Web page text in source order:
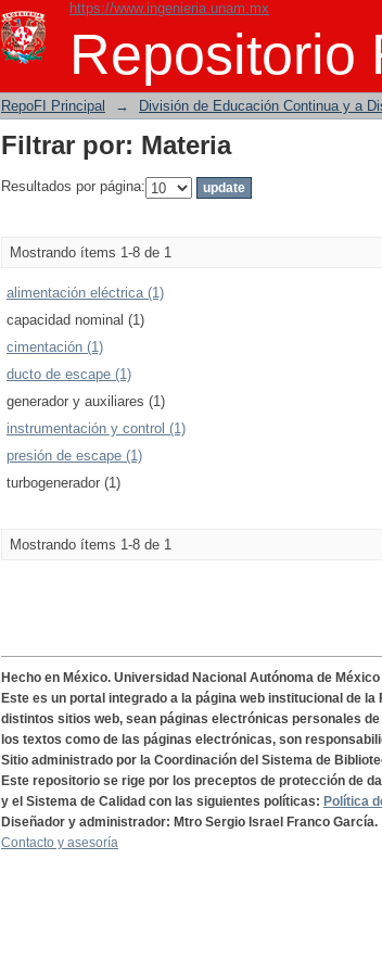
https://www.ingenieria.unam.mx
Repositorio
Filtrar por: Materia
RepoFI Principal → División de Educación Continua y a
Filtrar por: Materia
Resultados por página:
Mostrando ítems 1-8 de 1
alimentación eléctrica (1)
capacidad nominal (1)
cimentación (1)
ducto de escape (1)
generador y auxiliares (1)
instrumentación y control (1)
presión de escape (1)
turbogenerador (1)
Mostrando ítems 1-8 de 1
Hecho en México. Universidad Nacional Autónoma de
Este es un portal integrado a la página web institucional de
distintos sitios web, sean páginas electrónicas personales
los textos como de las páginas electrónicas, son
Sitio administrado por la Coordinación del Sistema de
Este repositorio se rige por los preceptos de protección de
y el Sistema de Calidad con las siguientes políticas: Política
Diseñador y administrador: Mtro Sergio Israel Franco García.
Contacto y asesoría